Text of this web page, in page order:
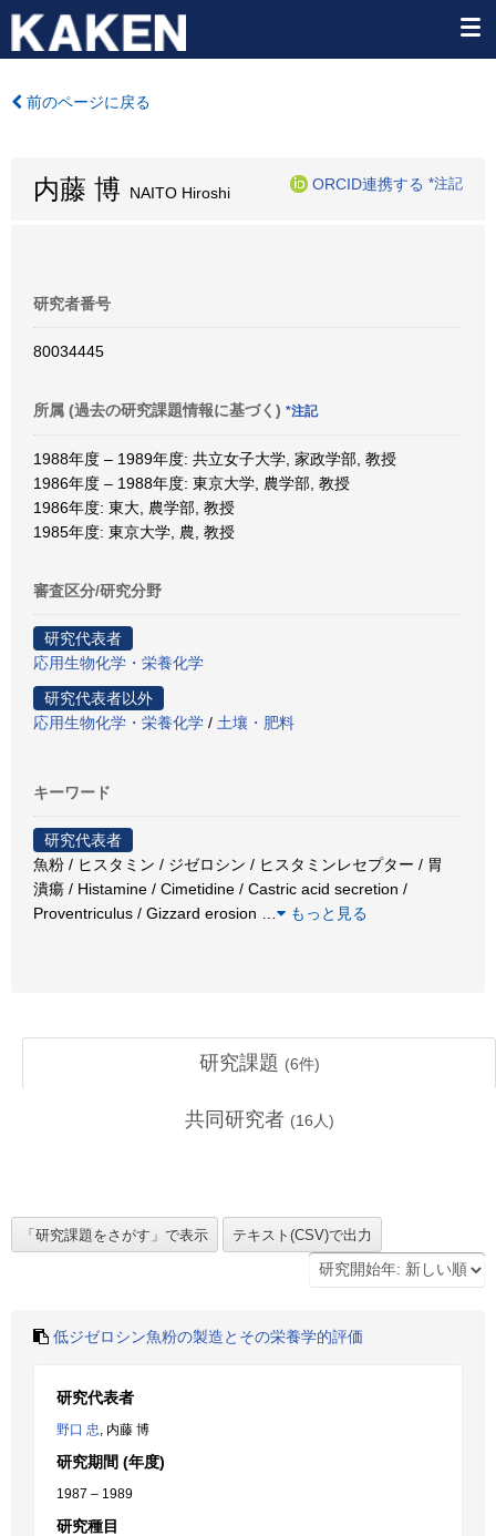
前のページに戻る
内藤 博 NAITO Hiroshi
ORCID連携する *注記
研究者番号
80034445
所属 (過去の研究課題情報に基づく) *注記
1988年度 – 1989年度: 共立女子大学, 家政学部, 教授
1986年度 – 1988年度: 東京大学, 農学部, 教授
1986年度: 東大, 農学部, 教授
1985年度: 東京大学, 農, 教授
審査区分/研究分野
研究代表者
応用生物化学・栄養化学
研究代表者以外
応用生物化学・栄養化学 / 土壤・肥料
キーワード
研究代表者
魚粉 / ヒスタミン / ジゼロシン / ヒスタミンレセプター / 胃
潰瘍 / Histamine / Cimetidine / Castric acid secretion /
Proventriculus / Gizzard erosion
もっと見る
研究課題 (6件)
共同研究者 (16 人)
低ジゼロシン魚粉の製造とその栄養学的評価
研究代表者
野口 忠, 内藤 博
研究期間 (年度)
1987 – 1989
研究種目